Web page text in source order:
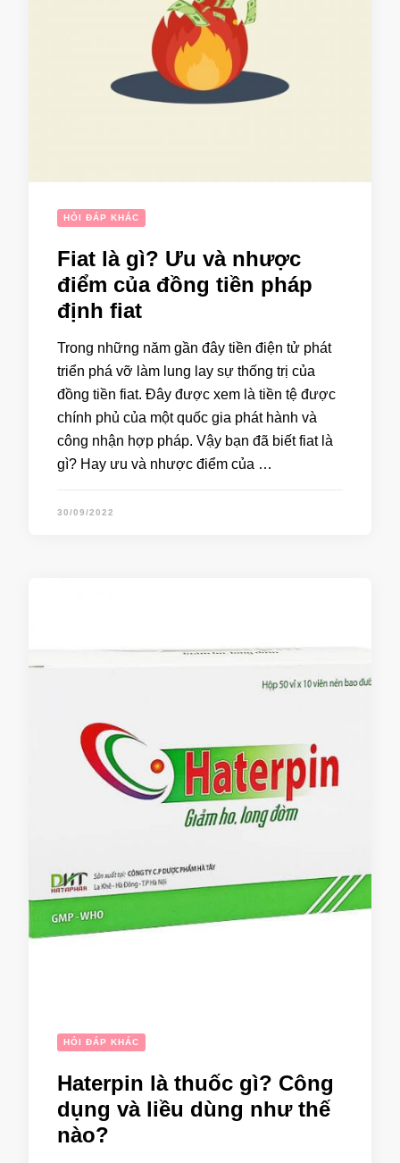
HỎI ĐÁP KHÁC
Fiat là gì? Ưu và nhược
điểm của đồng tiền pháp
định fiat
Trong những năm gần đây tiền điện tử phát
triển phá vỡ làm lung lay sự thống trị của
đồng tiền fiat. Đây được xem là tiền tệ được
chính phủ của một quốc gia phát hành và
công nhận hợp pháp. Vậy bạn đã biết fiat là
gì? Hay ưu và nhược điểm của …
30/09/2022
HỎI ĐÁP KHÁC
Haterpin là thuốc gì? Công
dụng và liều dùng như thế
nào?